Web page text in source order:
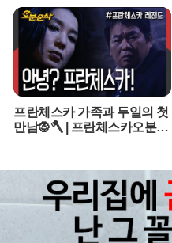
함으로써 구글이나 아마존이 선
준을 제시하겠다는 포부다. 애플
만, 조니 아이브의 감각과 오픈AI
계 IT 업계의 시선이 집중되고
픈AI의 행보는 인공지능 기업의
될 전망이다.
영화]
프란체스카 가족과 두일의 첫
만남🧛🪓 | 프란체스카오분순